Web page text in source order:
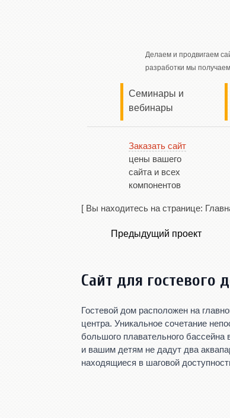
Делаем и продвигаем
разработки мы
Семинары и
вебинары
Заказать сайт
цены вашего
сайта и всех
компонентов
[ Вы находитесь на странице:
Предыдущий проект
Сайт для гостевого
Гостевой дом расположен на
центра. Уникальное сочетание
большого плавательного
и вашим детям не дадут два
находящиеся в шаговой